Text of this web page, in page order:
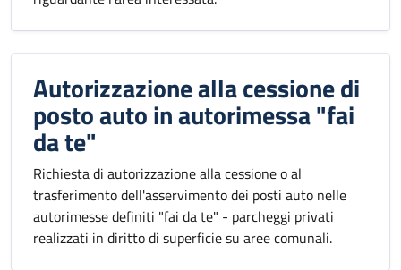
Autorizzazione alla cessione di
posto auto in autorimessa "fai
da te"
Richiesta di autorizzazione alla cessione o al
trasferimento dell'asservimento dei posti auto nelle
autorimesse definiti "fai da te" - parcheggi privati
realizzati in diritto di superficie su aree comunali.